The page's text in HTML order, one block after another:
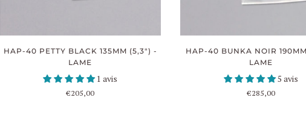
HAP-40 PETTY BLACK 135MM (5,3") -
LAME
1 avis
€205,00
HAP-40 BUNKA NOIR
LAME
5 avis
€285,00